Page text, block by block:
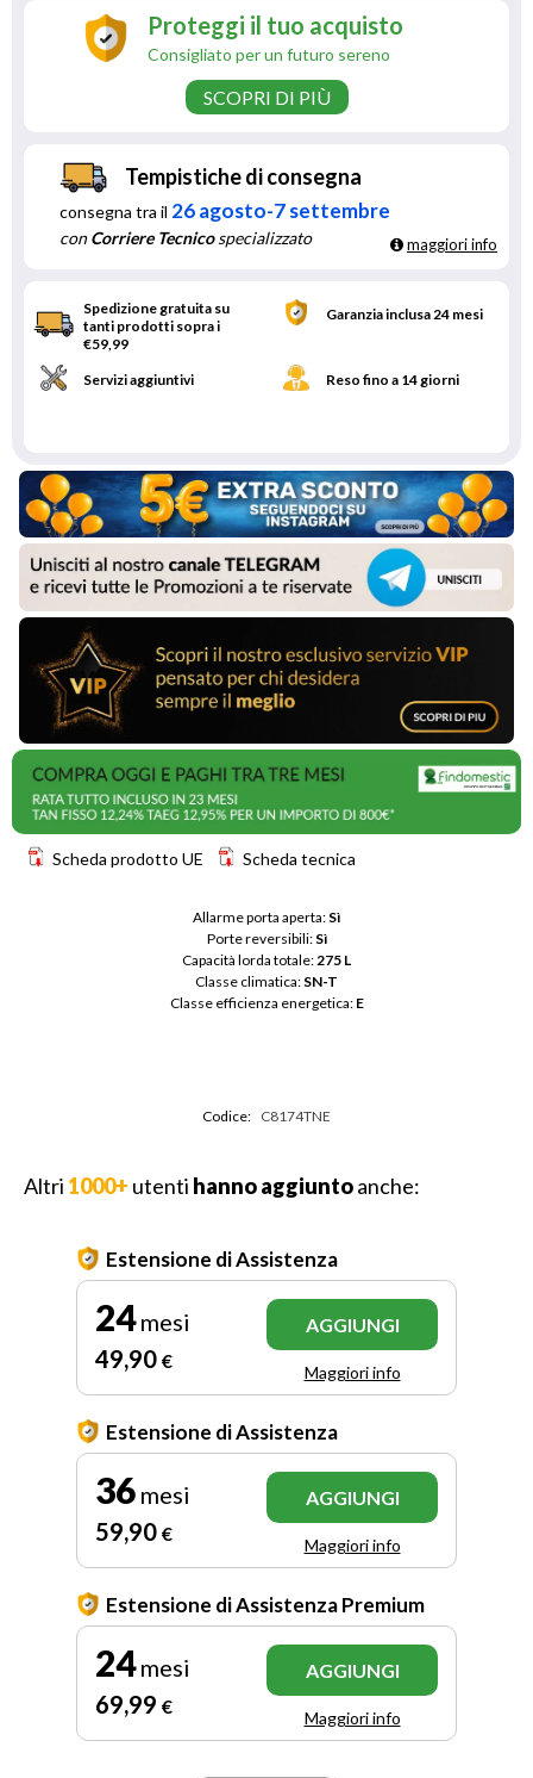
Proteggi il tuo acquisto
Consigliato per un futuro sereno
SCOPRI DI PIÙ
Tempistiche di consegna
consegna tra il 26 agosto-7 settembre
conCorriere Tecnicospecializzato maggiori info
Spedizione gratuita su
tanti prodotti sopra i
€59,99
Garanzia inclusa 24 mesi
Servizi aggiuntivi Reso fino a 14 giorni
Scheda prodotto UE Scheda tecnica
Allarme porta aperta: Sì
Porte reversibili: Sì
Capacità lorda totale: 275 L
Classe climatica: SN-T
Classe efficienza energetica: E
Codice: C8174TNE
Altri 1000+ utenti hanno aggiuntoanche:
Estensione di Assistenza
24mesi
49,90 €
AGGIUNGI
Maggiori info
Estensione di Assistenza
36 mesi
59,90 €
AGGIUNGI
Maggiori info
Estensione di Assistenza Premium
24mesi
69,99 €
AGGIUNGI
Maggiori info